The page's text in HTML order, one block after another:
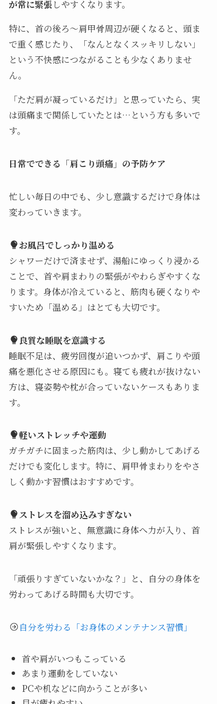
が常に緊張しやすくなります。
特に、首の後ろ〜肩甲骨周辺が硬くなると、頭ま
で重く感じたり、「なんとなくスッキリしない」
という不快感につながることも少なくありませ
ん。
「ただ肩が凝っているだけ」と思っていたら、実
は頭痛まで関係していたとは…という方も多いで
す。
日常でできる「肩こり頭痛」の予防ケア
忙しい毎日の中でも、少し意識するだけで身体は
変わっていきます。
お風呂でしっかり温める
シャワーだけで済ませず、湯船にゆっくり浸かる
ことで、首や肩まわりの緊張がやわらぎやすくな
ります。身体が冷えていると、筋肉も硬くなりや
すいため「温める」はとても大切です。
良質な睡眠を意識する
睡眠不足は、疲労回復が追いつかず、肩こりや頭
痛を悪化させる原因にも。寝ても疲れが抜けない
方は、寝姿勢や枕が合っていないケースもありま
す。
軽いストレッチや運動
ガチガチに固まった筋肉は、少し動かしてあげる
だけでも変化します。特に、肩甲骨まわりをやさ
しく動かす習慣はおすすめです。
ストレスを溜め込みすぎない
ストレスが強いと、無意識に身体へ力が入り、首
肩が緊張しやすくなります。
「頑張りすぎていないかな？」と、自分の身体を
労わってあげる時間も大切です。
自分を労わる「お身体のメンテナンス習慣」
首や肩がいつもこっている
あまり運動をしていない
PCや机などに向かうことが多い